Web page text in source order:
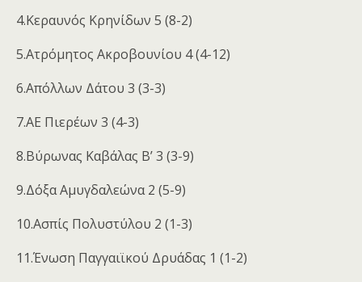
4.Κεραυνός Κρηνίδων 5 (8-2)
5.Ατρόμητος Ακροβουνίου 4 (4-12)
6.Απόλλων Δάτου 3 (3-3)
7.ΑΕ Πιερέων 3 (4-3)
8.Βύρωνας Καβάλας Β’ 3 (3-9)
9.Δόξα Αμυγδαλεώνα 2 (5-9)
10.Ασπίς Πολυστύλου 2 (1-3)
11.Ένωση Παγγαιϊκού Δρυάδας 1 (1-2)